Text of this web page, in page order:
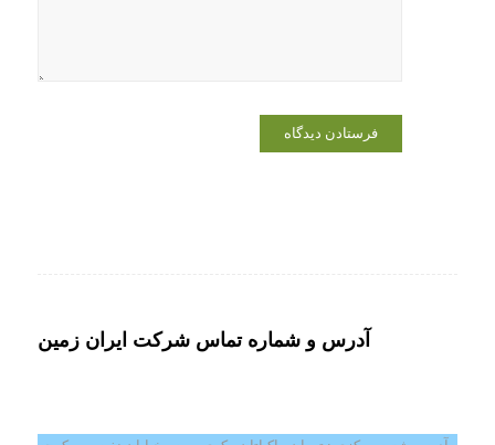
آدرس و شماره تماس شرکت ایران زمین